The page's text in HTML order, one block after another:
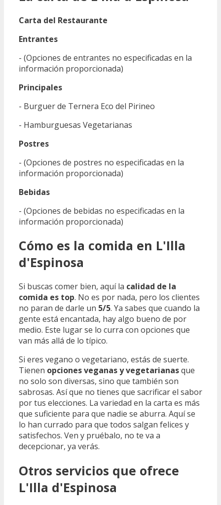
Carta del Restaurante
Entrantes
- (Opciones de entrantes no especificadas en la
información proporcionada)
Principales
- Burguer de Ternera Eco del Pirineo
- Hamburguesas Vegetarianas
Postres
- (Opciones de postres no especificadas en la
información proporcionada)
Bebidas
- (Opciones de bebidas no especificadas en la
información proporcionada)
Cómo es la comida en L'Illa
d'Espinosa
Si buscas comer bien, aquí la calidad de la
comida es top. No es por nada, pero los clientes
no paran de darle un 5/5. Ya sabes que cuando la
gente está encantada, hay algo bueno de por
medio. Este lugar se lo curra con opciones que
van más allá de lo típico.
Si eres vegano o vegetariano, estás de suerte.
Tienen opciones veganas y vegetarianasque
no solo son diversas, sino que también son
sabrosas. Así que no tienes que sacrificar el sabor
por tus elecciones. La variedad en la carta es más
que suficiente para que nadie se aburra. Aquí se
lo han currado para que todos salgan felices y
satisfechos. Ven y pruébalo, no te va a
decepcionar, ya verás.
Otros servicios que ofrece
L'Illa d'Espinosa